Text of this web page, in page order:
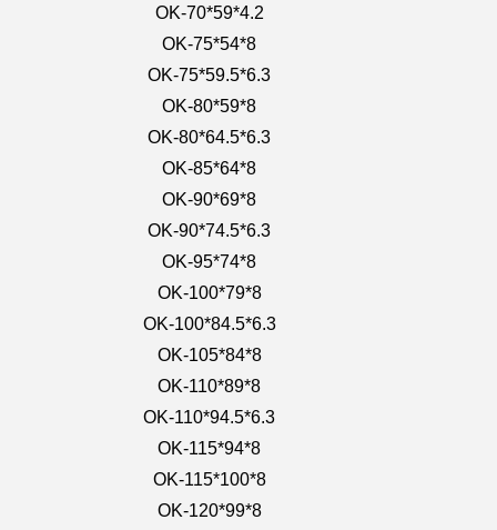
OK-70*59*4.2
OK-75*54*8
OK-75*59.5*6.3
OK-80*59*8
OK-80*64.5*6.3
OK-85*64*8
OK-90*69*8
OK-90*74.5*6.3
OK-95*74*8
OK-100*79*8
OK-100*84.5*6.3
OK-105*84*8
OK-110*89*8
OK-110*94.5*6.3
OK-115*94*8
OK-115*100*8
OK-120*99*8